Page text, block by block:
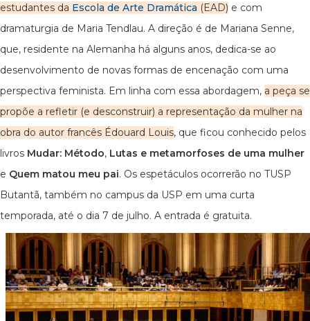
estudantes da Escola de Arte Dramática (EAD) e com
dramaturgia de Maria Tendlau. A direção é de Mariana Senne,
que, residente na Alemanha há alguns anos, dedica-se ao
desenvolvimento de novas formas de encenação com uma
perspectiva feminista. Em linha com essa abordagem, a peça se
propõe a refletir (e desconstruir) a representação da mulher na
obra do autor francês Édouard Louis, que ficou conhecido pelos
livros Mudar: Método, Lutas e metamorfoses de uma mulher
e Quem matou meu pai. Os espetáculos ocorrerão no TUSP
Butantã, também no campus da USP em uma curta
temporada, até o dia 7 de julho. A entrada é gratuita.